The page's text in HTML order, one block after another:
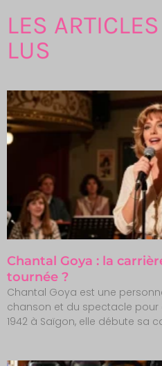
LES
LUS
Chantal Goya : la
tournée ?
Chantal Goya est une
chanson et du spectacle pour
1942 à Saïgon, elle débute sa